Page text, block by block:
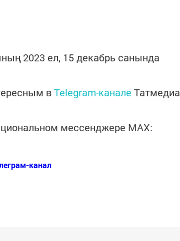
2023 ел, 15 декабрь санында
вTelegram-канале Татмедиа
мессенджере MАХ:
канал